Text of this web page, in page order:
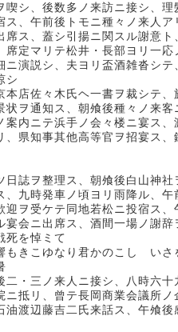
喫シ、後数多ノ来訪ニ接シ、
ス、午前後トモニ種々ノ来人
席ス、蓋シ引揚ニ関スル謝意
席定マリテ松井・長部ヨリ一
ニ演説シ、夫ヨリ盃酒雑沓シ
シ
本店佐々木氏ヘ一書ヲ裁シテ
状ヲ通知ス、朝飧後種々ノ来
案内ニテ浜手ノ会々楼ニ宴ス
、県知事其他高等官ヲ招宴ス
日誌ヲ整理ス、朝飧後白山神
、九時発車ノ頃ヨリ雨降ル、
迎ヲ受ケテ同地若松ニ投宿ス
宴会ニ出席ス、酒間一場ノ謝
悼ミて
きこゆなり君かのこしゝいさ
二・三ノ来人ニ接シ、八時六
ニ抵リ、曾テ長岡商業会議所
油渡辺藤吉二氏来話ス、午飧